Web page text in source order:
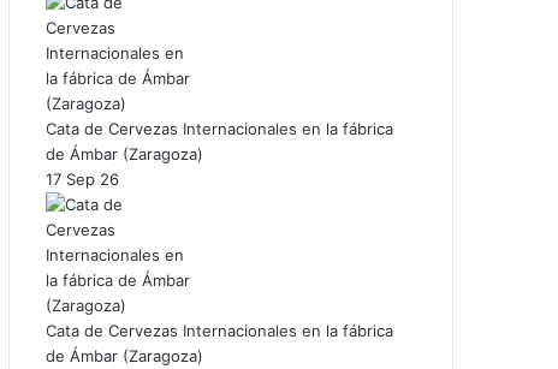
Cata de Cervezas Internacionales en la fábrica
de Ámbar (Zaragoza)
17 Sep 26
Cata de Cervezas Internacionales en la fábrica
de Ámbar (Zaragoza)